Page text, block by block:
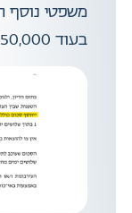
משפטי נוסף
בעוד 50,000 ₪ נוספים.